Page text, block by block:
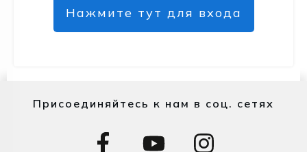
Нажмите тут для входа
Присоединяйтесь к нам в соц. сетях